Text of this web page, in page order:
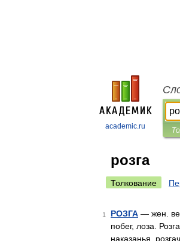
academic.ru
розга
Толкование
1 РОЗГА — жен.
побег, лоза.
наказанья,